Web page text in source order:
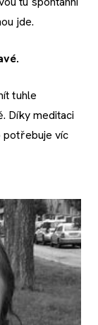
jde.
tuhle
Díky meditaci
potřebuje víc